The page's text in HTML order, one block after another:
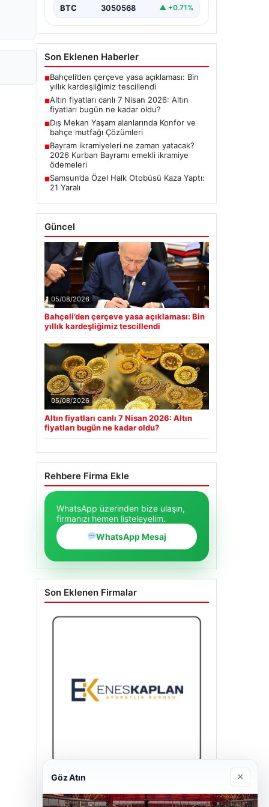
BTC 3050568 ▲ +0.71%
Son Eklenen Haberler
■Bahçeli’den çerçeve yasa açıklaması: Bin
yıllık kardeşliğimiz tescillendi
■Altın fiyatları canlı 7 Nisan 2026: Altın
fiyatları bugün ne kadar oldu?
■Dış Mekan Yaşam alanlarında Konfor ve
bahçe mutfağı Çözümleri
■Bayram ikramiyeleri ne zaman yatacak?
2026 Kurban Bayramı emekli ikramiye
ödemeleri
■Samsun’da Özel Halk Otobüsü Kaza Yaptı:
21 Yaralı
Güncel
05/08/2026
Bahçeli’den çerçeve yasa açıklaması: Bin
yıllık kardeşliğimiz tescillendi
05/08/2026
Altın fiyatları canlı 7 Nisan 2026: Altın
fiyatları bugün ne kadar oldu?
Rehbere Firma Ekle
WhatsApp üzerinden bize ulaşın,
firmanızı hemen listeleyelim.
WhatsApp Mesaj
Son Eklenen Firmalar
Enes Kaplan Avukatlık Bürosu
28/04/2026
Göz Atın ×